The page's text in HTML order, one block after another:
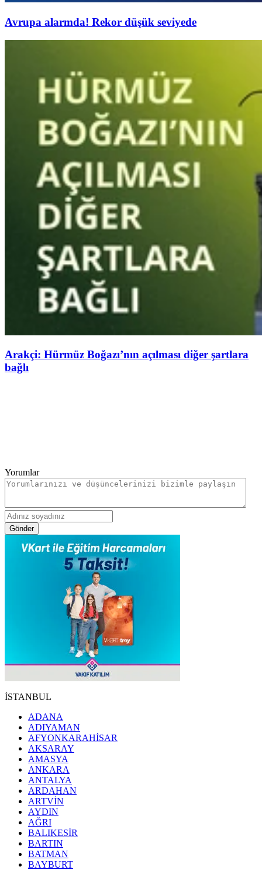
Avrupa alarmda! Rekor düşük seviyede
Arakçi: Hürmüz Boğazı’nın açılması diğer şartlara
bağlı
Yorumlar
Gönder
İSTANBUL
ADANA
ADIYAMAN
AFYONKARAHİSAR
AKSARAY
AMASYA
ANKARA
ANTALYA
ARDAHAN
ARTVİN
AYDIN
AĞRI
BALIKESİR
BARTIN
BATMAN
BAYBURT